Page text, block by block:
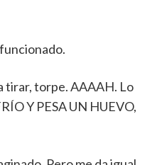
tirar, torpe. AAAAH. Lo
Y PESA UN HUEVO,